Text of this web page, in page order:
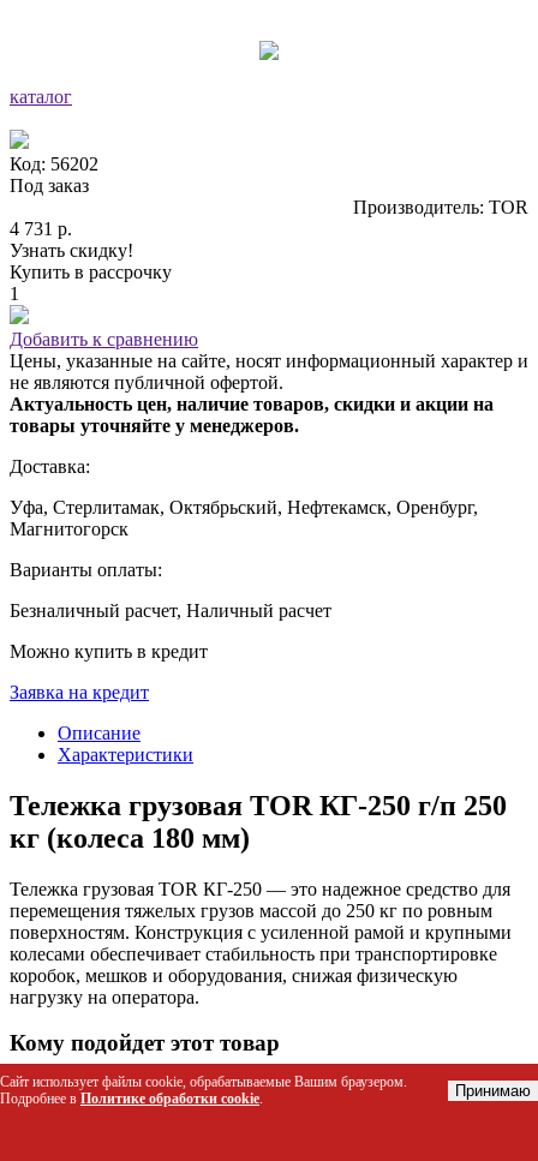
каталог
Код: 56202
Под заказ
Производитель: TOR
4 731 р.
Узнать скидку!
Купить в рассрочку
1
Добавить к сравнению
Цены, указанные на сайте, носят информационный характер и
не являются публичной офертой.
Актуальность цен, наличие товаров, скидки и акции на
товары уточняйте у менеджеров.
Доставка:
Уфа, Стерлитамак, Октябрьский, Нефтекамск, Оренбург,
Магнитогорск
Варианты оплаты:
Безналичный расчет, Наличный расчет
Можно купить в кредит
Заявка на кредит
Описание
Характеристики
Тележка грузовая TOR КГ-250 г/п 250
кг (колеса 180 мм)
Тележка грузовая TOR КГ-250 — это надежное средство для
перемещения тяжелых грузов массой до 250 кг по ровным
поверхностям. Конструкция с усиленной рамой и крупными
колесами обеспечивает стабильность при транспортировке
коробок, мешков и оборудования, снижая физическую
нагрузку на оператора.
Кому подойдет этот товар
Складские работники для перемещения палет и коробок
внутри помещений
Сайт использует файлы cookie, обрабатываемые Вашим браузером.
Подробнее в Политике обработки cookie. Принимаю